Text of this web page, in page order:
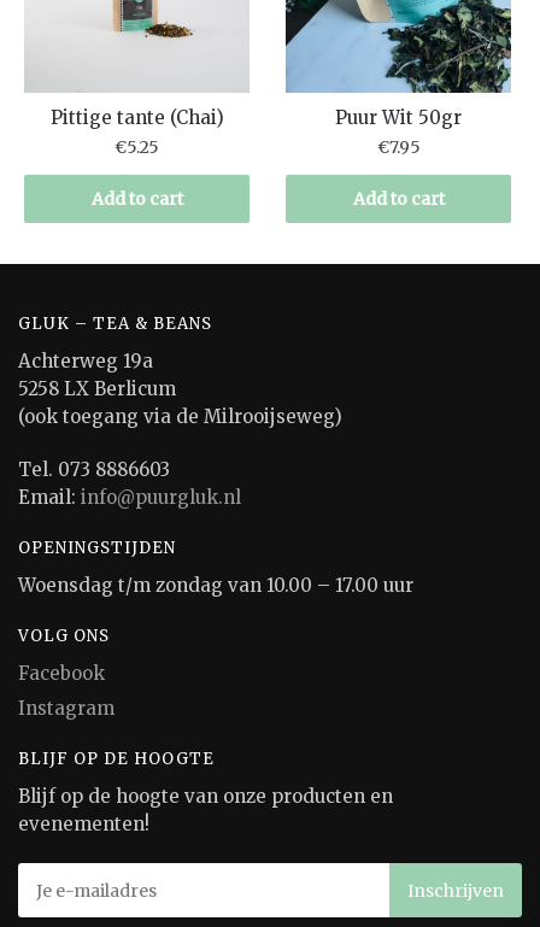
Pittige tante (Chai)
€5.25
Add to cart
Puur Wit 50gr
€7.95
Add to cart
GLUK – TEA & BEANS
Achterweg 19a
5258 LX Berlicum
(ook toegang via de Milrooijseweg)
Tel. 073 8886603
Email: info@puurgluk.nl
OPENINGSTIJDEN
Woensdag t/m zondag van 10.00 – 17.00 uur
VOLG ONS
Facebook
Instagram
BLIJF OP DE HOOGTE
Blijf op de hoogte van onze producten en
evenementen!